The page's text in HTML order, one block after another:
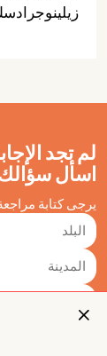
لم تجد
اسأل
يرجى كتابة